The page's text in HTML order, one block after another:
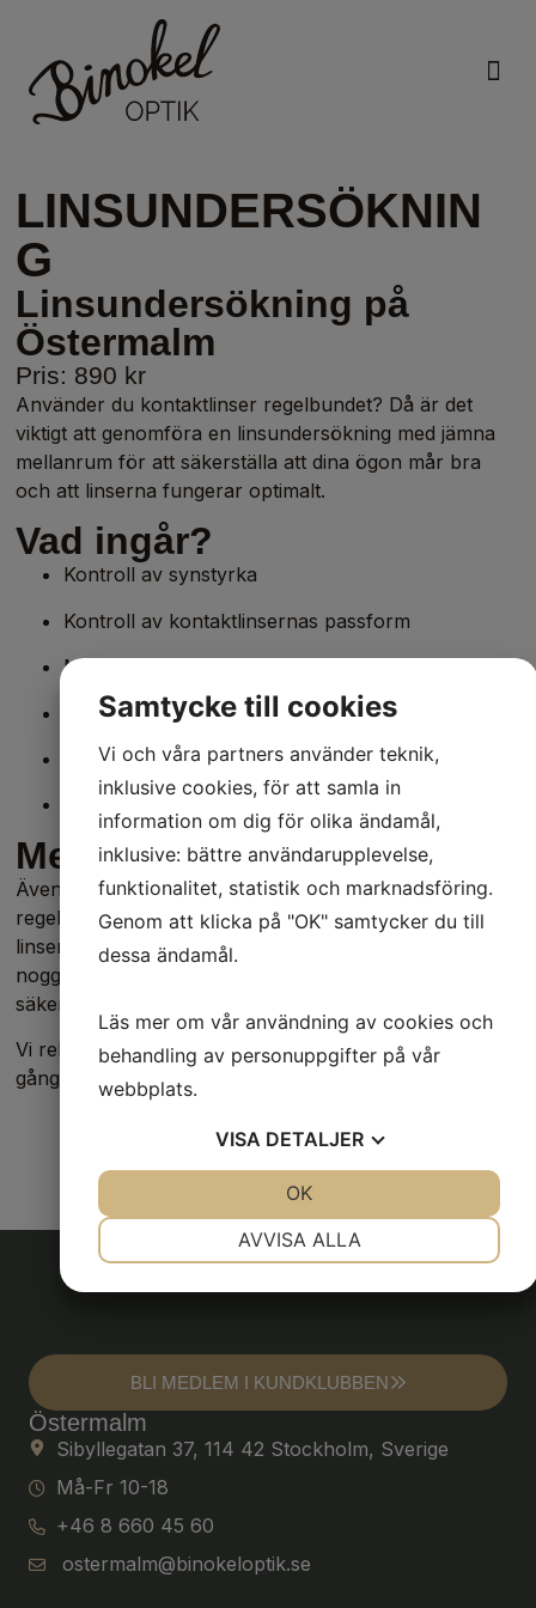
LINSUNDERSÖKNIN
G
Linsundersökning på
Östermalm
Pris: 890 kr
Använder du kontaktlinser regelbundet? Då är det
viktigt att genomföra en linsundersökning med jämna
mellanrum för att säkerställa att dina ögon mår bra
och att linserna fungerar optimalt.
Vad ingår?
Kontroll av synstyrka
Kontroll av kontaktlinsernas passform
Mikroskopundersökning av ögat
Bedömning av hornhinna och ögonyta
Kontroll av tårfilm
Rådgivning kring kontaktlinser
Mer än bara en synkontroll
Även om dina linser känns bra är det viktigt att
regelbundet kontrollera att ögonen mår bra och att
linserna fortfarande fungerar optimalt. Vi tittar
noggrant på både ögat och linsernas passform för att
säkerställa långsiktig komfort och ögonhälsa.
Vi rekommenderar regelbundna linskontroller minst en
gång per år.
BLI MEDLEM I KUNDKLUBBEN
Östermalm
Sibyllegatan 37, 114 42 Stockholm, Sverige
Må-Fr 10-18
+46 8 660 45 60
ostermalm@binokeloptik.se
Samtycke till cookies
Vi och våra partners använder teknik,
inklusive cookies, för att samla in
information om dig för olika ändamål,
inklusive: bättre användarupplevelse,
funktionalitet, statistik och marknadsföring.
Genom att klicka på "OK" samtycker du till
dessa ändamål.
Läs mer om vår användning av cookies och
behandling av personuppgifter på vår
webbplats.
VISA DETALJER
AVVISA ALLA
OK